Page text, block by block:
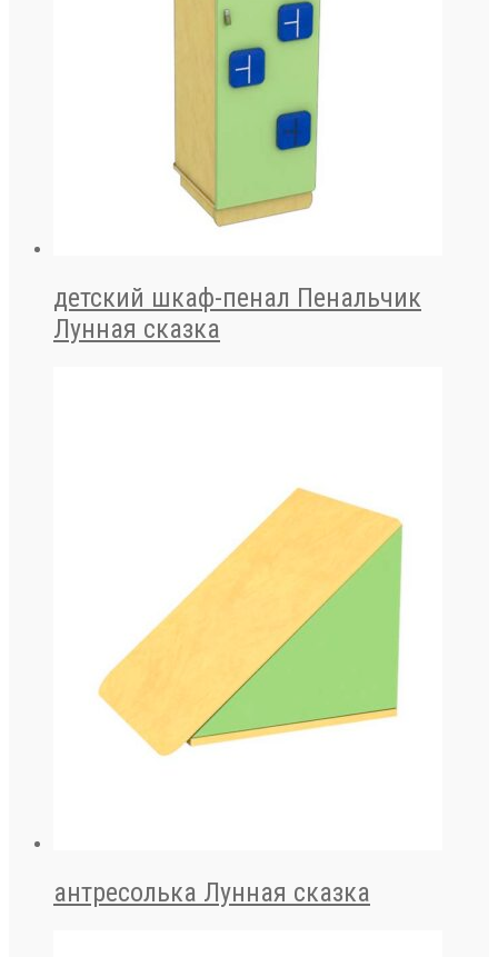
детский шкаф-пенал Пенальчик
Лунная сказка
антресолька Лунная сказка